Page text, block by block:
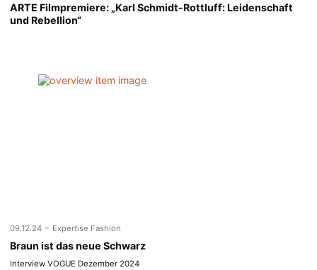
ARTE Filmpremiere: „Karl Schmidt-Rottluff: Leidenschaft
und Rebellion“
09.12.24 - Expertise Fashion
Braun ist das neue Schwarz
Interview VOGUE Dezember 2024